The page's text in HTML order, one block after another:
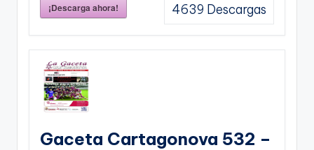
¡Descarga ahora! 4639 Descargas
Gaceta Cartagonova 532 –